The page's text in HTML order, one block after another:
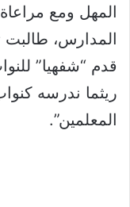
المهل ومع
المدارس، طالبت
قدم “شفهيا”
ريثما ندرسه
المعلمين”.